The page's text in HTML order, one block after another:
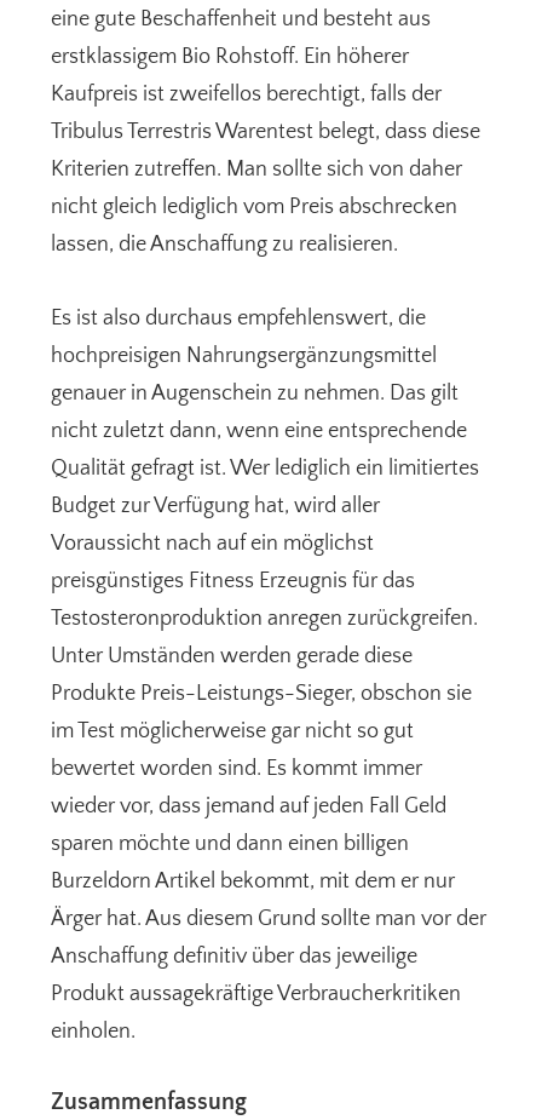
eine gute Beschaffenheit und besteht aus
erstklassigem Bio Rohstoff. Ein höherer
Kaufpreis ist zweifellos berechtigt, falls der
Tribulus Terrestris Warentest belegt, dass diese
Kriterien zutreffen. Man sollte sich von daher
nicht gleich lediglich vom Preis abschrecken
lassen, die Anschaffung zu realisieren.
Es ist also durchaus empfehlenswert, die
hochpreisigen Nahrungsergänzungsmittel
genauer in Augenschein zu nehmen. Das gilt
nicht zuletzt dann, wenn eine entsprechende
Qualität gefragt ist. Wer lediglich ein limitiertes
Budget zur Verfügung hat, wird aller
Voraussicht nach auf ein möglichst
preisgünstiges Fitness Erzeugnis für das
Testosteronproduktion anregen zurückgreifen.
Unter Umständen werden gerade diese
Produkte Preis-Leistungs-Sieger, obschon sie
im Test möglicherweise gar nicht so gut
bewertet worden sind. Es kommt immer
wieder vor, dass jemand auf jeden Fall Geld
sparen möchte und dann einen billigen
Burzeldorn Artikel bekommt, mit dem er nur
Ärger hat. Aus diesem Grund sollte man vor der
Anschaffung definitiv über das jeweilige
Produkt aussagekräftige Verbraucherkritiken
einholen.
Zusammenfassung